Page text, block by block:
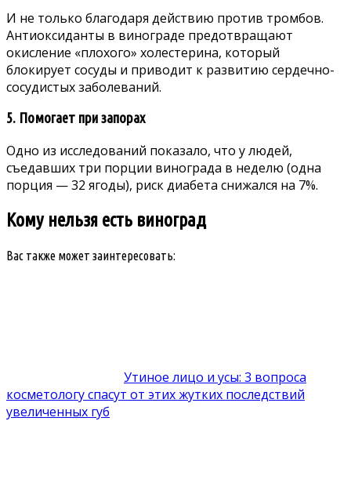
И не только благодаря действию против тромбов.
Антиоксиданты в винограде предотвращают
окисление «плохого» холестерина, который
блокирует сосуды и приводит к развитию сердечно-
сосудистых заболеваний.
5. Помогает при запорах
Одно из исследований показало, что у людей,
съедавших три порции винограда в неделю (одна
порция — 32 ягоды), риск диабета снижался на 7%.
Кому нельзя есть виноград
Вас также может заинтересовать:
Утиное лицо и усы: 3 вопроса
косметологу спасут от этих жутких последствий
увеличенных губ